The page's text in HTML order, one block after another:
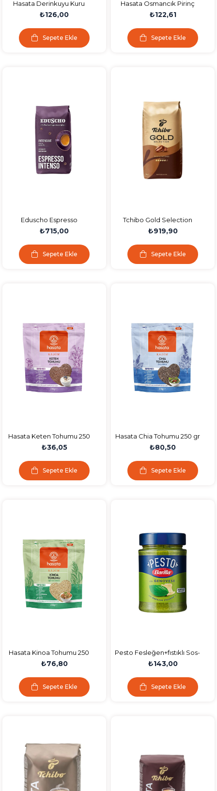
Hasata Derinkuyu Kuru
Fasulye 1000 gr
₺126,00
Sepete Ekle
Hasata Osmancık Pirinç
1000 gr
₺122,61
Sepete Ekle
Eduscho Espresso
Çekirdek Intenso 500 GR
₺715,00
Sepete Ekle
Tchibo Gold Selection
Çekirdek Kahve 1000 gr
₺919,90
Sepete Ekle
Hasata Keten Tohumu 250
gr
₺36,05
Sepete Ekle
Hasata Chia Tohumu 250 gr
₺80,50
Sepete Ekle
Hasata Kinoa Tohumu 250
gr
₺76,80
Sepete Ekle
Pesto Fesleğen+fıstıklı Sos-
Genoves 190 gr
₺143,00
Sepete Ekle